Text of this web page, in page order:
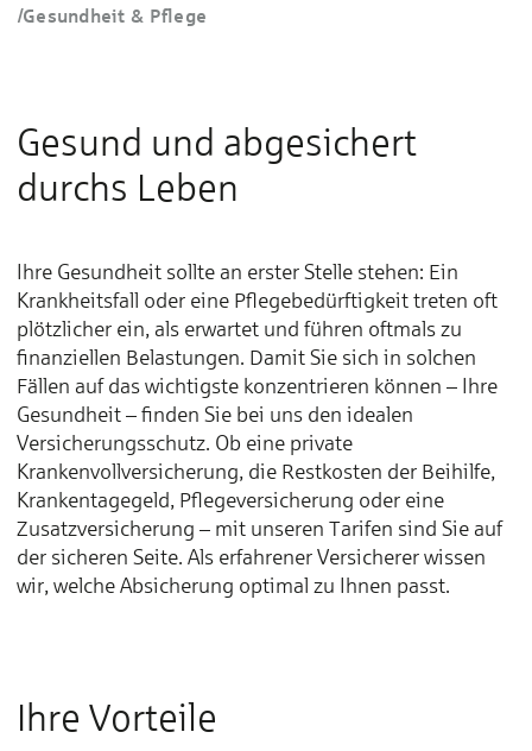
/Gesundheit & Pflege
Gesund und abgesichert
durchs Leben
Ihre Gesundheit sollte an erster Stelle stehen: Ein
Krankheitsfall oder eine Pflegebedürftigkeit treten oft
plötzlicher ein, als erwartet und führen oftmals zu
finanziellen Belastungen. Damit Sie sich in solchen
Fällen auf das wichtigste konzentrieren können – Ihre
Gesundheit – finden Sie bei uns den idealen
Versicherungsschutz. Ob eine private
Krankenvollversicherung, die Restkosten der Beihilfe,
Krankentagegeld, Pflegeversicherung oder eine
Zusatzversicherung – mit unseren Tarifen sind Sie auf
der sicheren Seite. Als erfahrener Versicherer wissen
wir, welche Absicherung optimal zu Ihnen passt.
Ihre Vorteile